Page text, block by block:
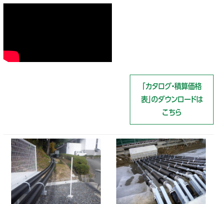
「カタログ・積算価格
表」のダウンロードは
こちら